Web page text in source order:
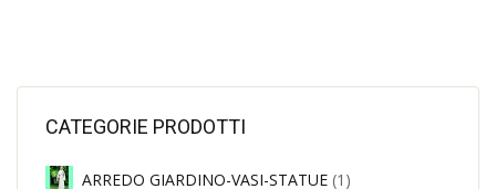
CATEGORIE PRODOTTI
ARREDO GIARDINO-VASI-STATUE (1)